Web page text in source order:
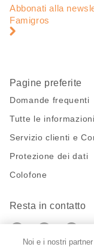
pagina
pagina
Abbonati alla
Famigros
Pagine preferite
Domande frequenti
Tutte le
Servizio clienti e
Protezione dei dati
Colofone
Resta in contatto
https://
Noi e i nostri